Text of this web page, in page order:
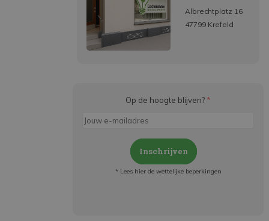
Albrechtplatz 16
47799 Krefeld
Op de hoogte blijven? *
Inschrijven
* Lees hier de wettelijke beperkingen